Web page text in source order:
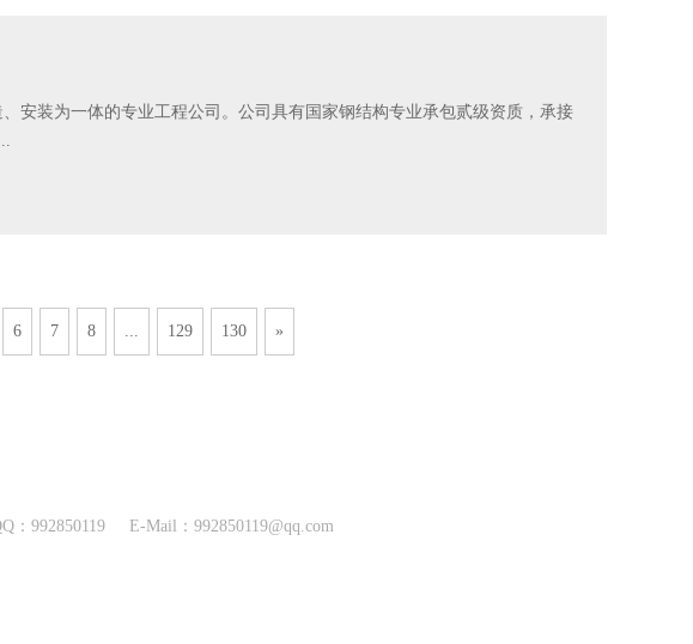
安装为一体的专业工程公司。公司具有国家钢结构专业承包贰级资质，承接
6 7 8 ... 129 130 »
： 992850119 E-Mail： 992850119@qq.com